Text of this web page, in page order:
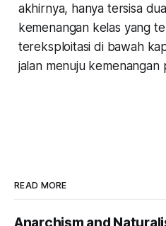
akhirnya, hanya tersisa
kemenangan kelas yang
tereksploitasi di bawah
jalan menuju kemenangan
READ MORE
Anarchism and